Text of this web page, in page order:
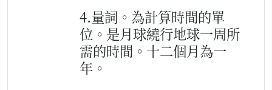
4.量詞。為計算時間的單
位。是月球繞行地球一周所
需的時間。十二個月為一
年。